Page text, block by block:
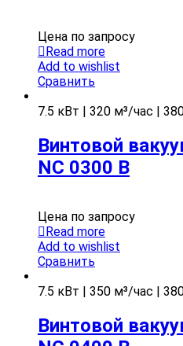
Цена по запросу
Read more
Add to wishlist
Сравнить
7.5 кВт | 320 м³/час |
Винтовой
NC 0300 B
Цена по запросу
Read more
Add to wishlist
Сравнить
7.5 кВт | 350 м³/час |
Винтовой